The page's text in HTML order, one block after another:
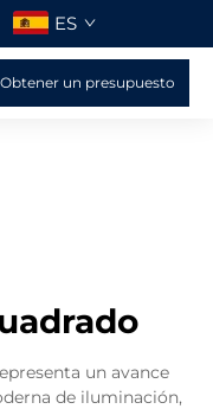
ES
Obtener un presupuesto
un avance
de iluminación,